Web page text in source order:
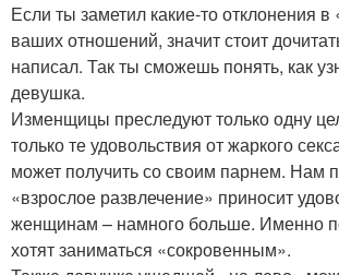
Если ты заметил какие-то отклонения в
ваших отношений, значит стоит
написал. Так ты сможешь понять, как
девушка.
Изменщицы преследуют только одну
только те удовольствия от жаркого
может получить со своим парнем. Нам
«взрослое развлечение» приносит
женщинам – намного больше. Именно
хотят заниматься «сокровенным».